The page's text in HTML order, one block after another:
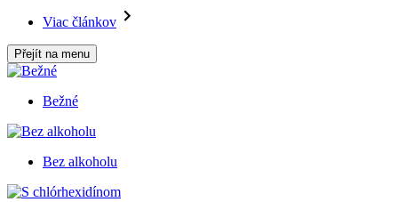
Viac článkov
Přejít na menu
Bežné
Bez alkoholu